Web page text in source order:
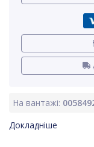
На вантажі:
Докладніше